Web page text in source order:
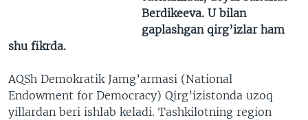
Berdikeeva. U bilan
gaplashgan qirg’izlar ham
shu fikrda.
AQSh Demokratik Jamg’armasi (National
Endowment for Democracy) Qirg’izistonda uzoq
yillardan beri ishlab keladi. Tashkilotning region